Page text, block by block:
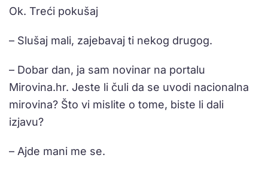
Ok. Treći pokušaj
– Slušaj mali, zajebavaj ti nekog drugog.
– Dobar dan, ja sam novinar na portalu
Mirovina.hr. Jeste li čuli da se uvodi nacionalna
mirovina? Što vi mislite o tome, biste li dali
izjavu?
– Ajde mani me se.